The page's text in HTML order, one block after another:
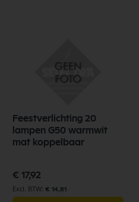
Feestverlichting 20
lampen G50 warmwit
mat koppelbaar
€ 17,92
€ 14,81